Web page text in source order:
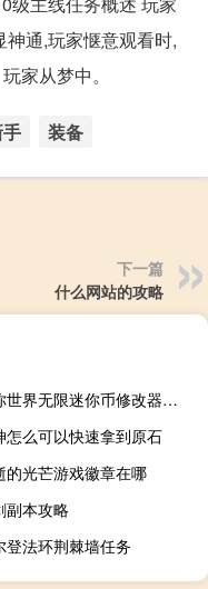
通,玩家惬意观看时,
家从梦中。
装备
下一篇
什么网站的攻略
迷你世界无限迷你币修改器最新版下载2021
怎么可以快速拿到原石
的光芒游戏徽章在哪
副本攻略
登法环荆棘墙任务